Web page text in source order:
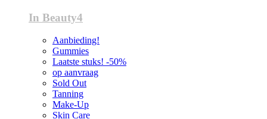
In Beauty4
Aanbieding!
Gummies
Laatste stuks! -50%
op aanvraag
Sold Out
Tanning
Make-Up
Skin Care